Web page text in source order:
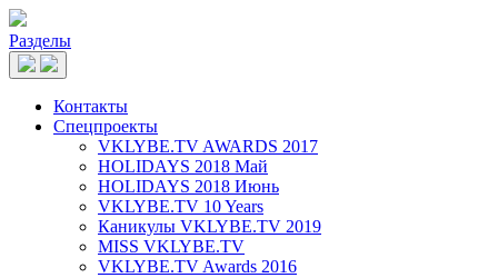
Разделы
Контакты
Спецпроекты
VKLYBE.TV AWARDS 2017
HOLIDAYS 2018 Май
HOLIDAYS 2018 Июнь
VKLYBE.TV 10 Years
Каникулы VKLYBE.TV 2019
MISS VKLYBE.TV
VKLYBE.TV Awards 2016